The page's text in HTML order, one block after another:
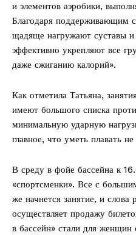
и элементов аэробики,
Благодаря поддерживающим
щадяще нагружают суставы
эффективно укрепляют все
даже сжиганию калорий».
Как отметила Татьяна,
имеют большого списка
минимальную ударную
главное, что уметь плавать не
В среду в фойе бассейна к
«спортсменки». Все с
же начнется занятие, и слова
осуществляет продажу
в бассейн» стали для женщин